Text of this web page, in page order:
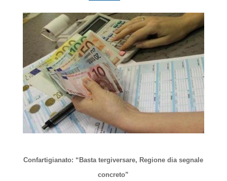
Confartigianato: “Basta tergiversare, Regione dia segnale
concreto”